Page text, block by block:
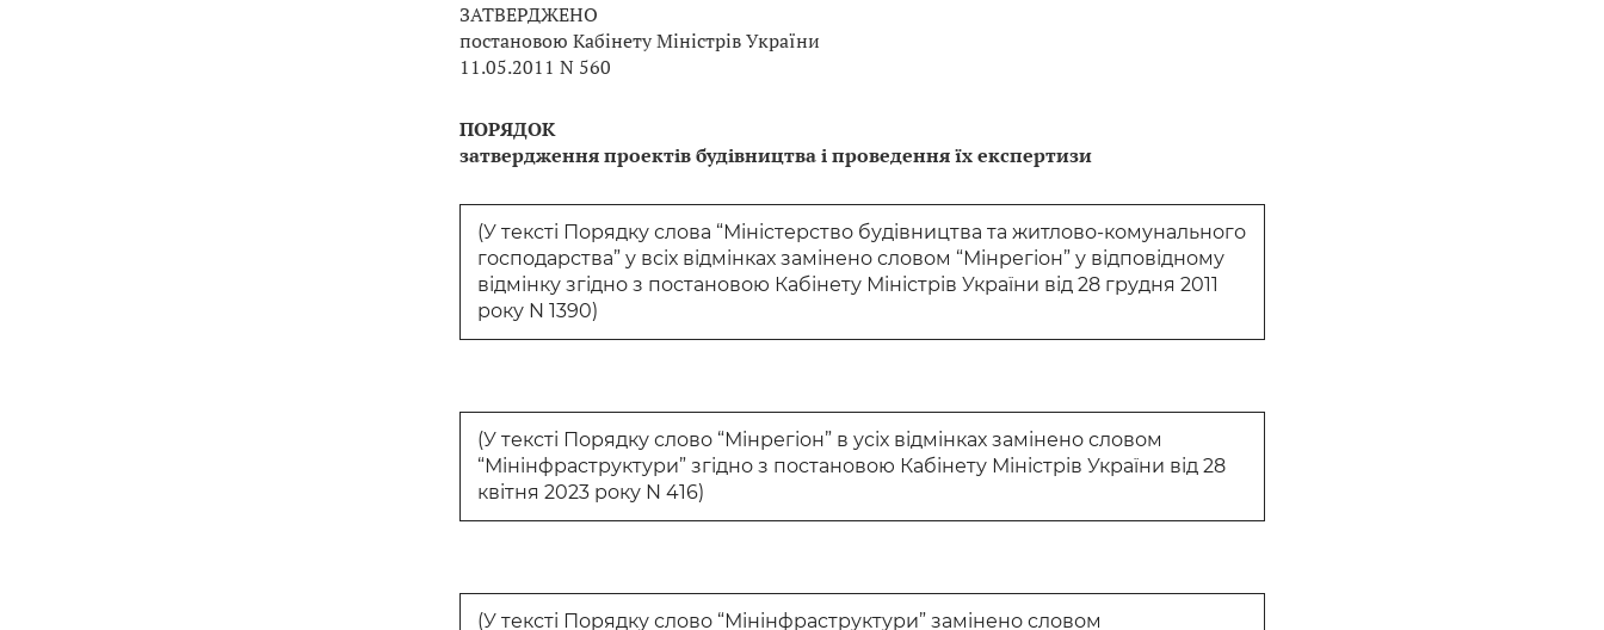
ЗАТВЕРДЖЕНО
постановою Кабінету Міністрів України
11.05.2011 N 560
ПОРЯДОК
затвердження проектів будівництва і проведення їх експертизи
(У тексті Порядку слова “Міністерство будівництва та житлово-комунального
господарства” у всіх відмінках замінено словом “Мінрегіон” у відповідному
відмінку згідно з постановою Кабінету Міністрів України від 28 грудня 2011
року N 1390)
(У тексті Порядку слово “Мінрегіон” в усіх відмінках замінено словом
“Мінінфраструктури” згідно з постановою Кабінету Міністрів України від 28
квітня 2023 року N 416)
(У тексті Порядку слово “Мінінфраструктури” замінено словом